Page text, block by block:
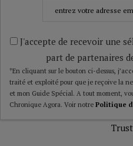
J'accepte de recevoir une
part de partenaires
*En cliquant sur le bouton ci-dessus,
traité et exploité pour que je reçoive la
et mon Guide Spécial. A tout moment,
Chronique Agora. Voir notre Politique